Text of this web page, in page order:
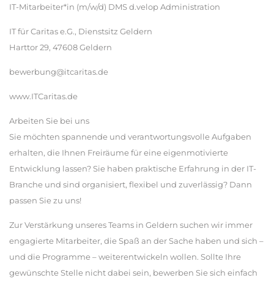
IT-Mitarbeiter*in (m/w/d) DMS d.velop Administration
IT für Caritas e.G., Dienstsitz Geldern
Harttor 29, 47608 Geldern
bewerbung@itcaritas.de
www.ITCaritas.de
Arbeiten Sie bei uns
Sie möchten spannende und verantwortungsvolle Aufgaben
erhalten, die Ihnen Freiräume für eine eigenmotivierte
Entwicklung lassen? Sie haben praktische Erfahrung in der IT-
Branche und sind organisiert, flexibel und zuverlässig? Dann
passen Sie zu uns!
Zur Verstärkung unseres Teams in Geldern suchen wir immer
engagierte Mitarbeiter, die Spaß an der Sache haben und sich –
und die Programme – weiterentwickeln wollen. Sollte Ihre
gewünschte Stelle nicht dabei sein, bewerben Sie sich einfach